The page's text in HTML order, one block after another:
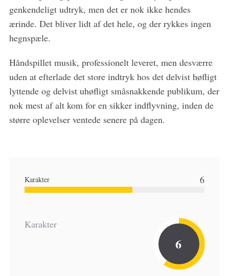
genkendeligt udtryk, men det er nok ikke hendes
ærinde. Det bliver lidt af det hele, og der rykkes ingen
hegnspæle.
Håndspillet musik, professionelt leveret, men desværre
uden at efterlade det store indtryk hos det delvist høfligt
lyttende og delvist uhøfligt småsnakkende publikum, der
nok mest af alt kom for en sikker indflyvning, inden de
større oplevelser ventede senere på dagen.
Karakter 6
Karakter
6